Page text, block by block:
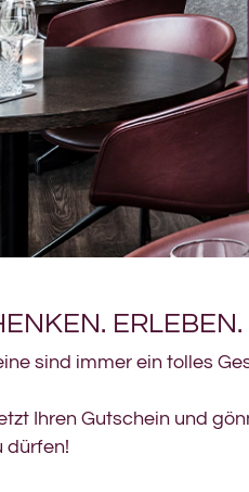
sind immer ein tolles
Ihren Gutschein und
dürfen!